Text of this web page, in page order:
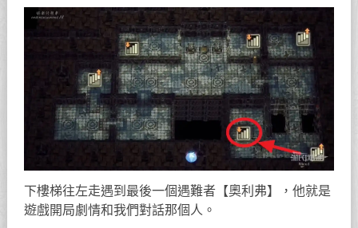
下樓梯往左走遇到最後一個遇難者【奧利弗】，他就是
遊戲開局劇情和我們對話那個人。